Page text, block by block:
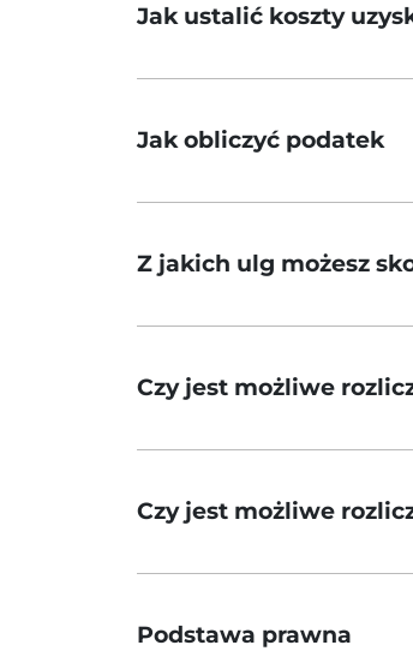
Jak ustalić koszty
Jak obliczyć podatek
Z jakich ulg możesz
Czy jest możliwe
Czy jest możliwe
Podstawa prawna